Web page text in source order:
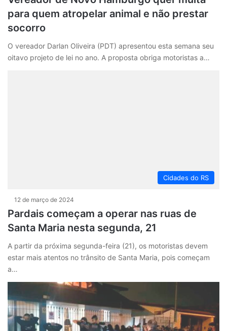
para quem atropelar animal e não prestar
socorro
O vereador Darlan Oliveira (PDT) apresentou esta semana seu
oitavo projeto de lei no ano. A proposta obriga motoristas a…
Cidades do RS
12 de março de 2024
Pardais começam a operar nas ruas de
Santa Maria nesta segunda, 21
A partir da próxima segunda-feira (21), os motoristas devem
estar mais atentos no trânsito de Santa Maria, pois começam
a…